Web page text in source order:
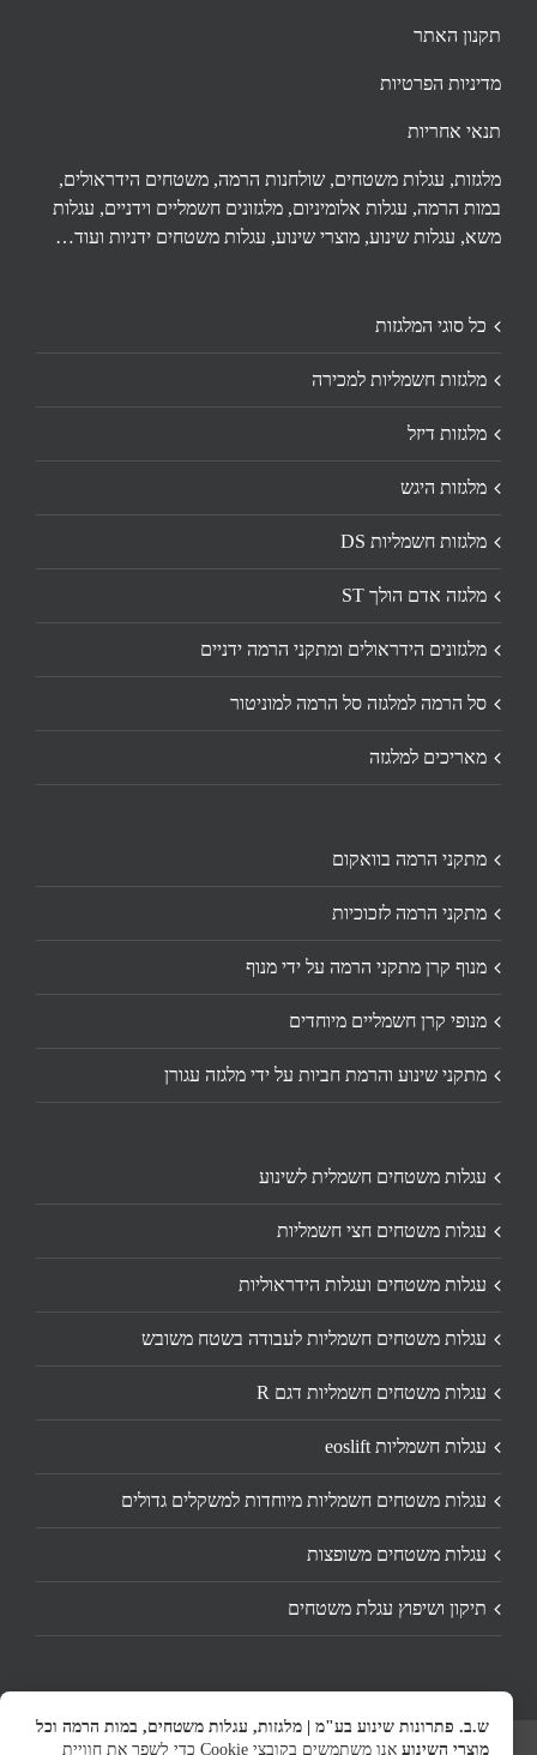
תקנון האתר
מדיניות הפרטיות
תנאי אחריות
מלגזות, עגלות משטחים, שולחנות הרמה, משטחים הידראולים,
במות הרמה, עגלות אלומיניום, מלגזונים חשמליים וידניים, עגלות
משא, עגלות שינוע, מוצרי שינוע, עגלות משטחים ידניות ועוד…
כל סוגי המלגזות
מלגזות חשמליות למכירה
מלגזות דיזל
מלגזות היגש
מלגזות חשמליות DS
מלגזה אדם הולך ST
מלגזונים הידראולים ומתקני הרמה ידניים
סל הרמה למלגזה סל הרמה למוניטור
מאריכים למלגזה
מתקני הרמה בוואקום
מתקני הרמה לזכוכיות
מנוף קרן מתקני הרמה על ידי מנוף
מנופי קרן חשמליים מיוחדים
מתקני שינוע והרמת חביות על ידי מלגזה עגורן
עגלות משטחים חשמלית לשינוע
עגלות משטחים חצי חשמליות
עגלות משטחים ועגלות הידראוליות
עגלות משטחים חשמליות לעבודה בשטח משובש
עגלות משטחים חשמליות דגם R
עגלות חשמליות eoslift
עגלות משטחים חשמליות מיוחדות למשקלים גדולים
עגלות משטחים משופצות
תיקון ושיפוץ עגלת משטחים
ש.ב. פתרונות שינוע בע"מ | מלגזות, עגלות משטחים, במות הרמה וכל
מוצרי השינוע
אנו משתמשים בקובצי Cookie כדי לשפר את חוויית